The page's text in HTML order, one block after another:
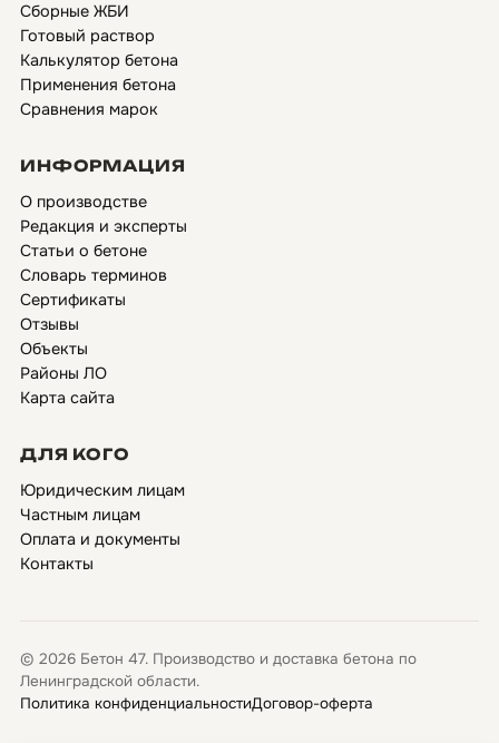
Сборные ЖБИ
Готовый раствор
Калькулятор бетона
Применения бетона
Сравнения марок
ИНФОРМАЦИЯ
О производстве
Редакция и эксперты
Статьи о бетоне
Словарь терминов
Сертификаты
Отзывы
Объекты
Районы ЛО
Карта сайта
ДЛЯ КОГО
Юридическим лицам
Частным лицам
Оплата и документы
Контакты
© 2026 Бетон 47. Производство и доставка бетона по
Ленинградской области.
Политика конфиденциальностиДоговор-оферта